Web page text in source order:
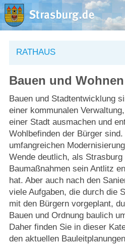
Rathaus
Natur – Kultur – Tourismus
Wirtschaft
Willkommen in Strasburg
Strasburger Ehrenamtspreis
RATHAUS
Bauen und Wohnen
Bauen und Stadtentwicklung
einer kommunalen
einer Stadt ausmachen und
Wohlbefinden der Bürger
umfangreichen
Wende deutlich, als
Baumaßnahmen sein Antlitz
hat. Aber auch nach den
viele Aufgaben, die durch die
mit den Bürgern vorgeplant,
Bauen und Ordnung baulich
Daher finden Sie in dieser
den aktuellen